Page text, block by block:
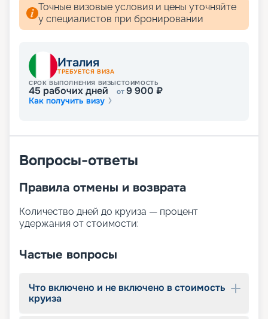
Точные визовые условия и цены уточняйте
у специалистов при бронировании
Италия
ТРЕБУЕТСЯ ВИЗА
СРОК ВЫПОЛНЕНИЯ ВИЗЫ
45 рабочих дней
СТОИМОСТЬ
от9 900 ₽
Как получить визу
Вопросы-ответы
Правила отмены и возврата
Количество дней до круиза — процент
удержания от стоимости:
Частые вопросы
Что включено и не включено в стоимость
круиза